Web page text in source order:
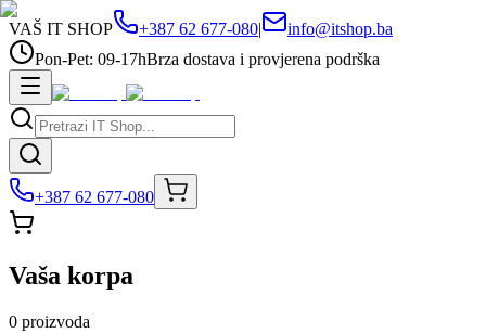
VAŠ IT SHOP +387 62 677-080|
info@itshop.ba
Pon-Pet: 09-17hBrza dostava i provjerena podrška
+387 62 677-080
Vaša korpa
0 proizvoda